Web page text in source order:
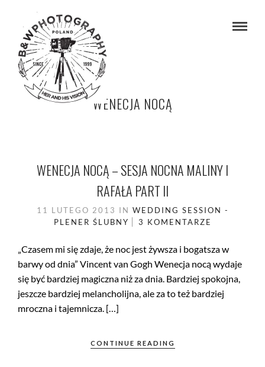
WENECJA NOCĄ
WENECJA NOCĄ – SESJA NOCNA MALINY I
RAFAŁA PART II
11 LUTEGO 2013 IN WEDDING SESSION -
PLENER ŚLUBNY
3 KOMENTARZE
„Czasem mi się zdaje, że noc jest żywsza i bogatsza w
barwy od dnia” Vincent van Gogh Wenecja nocą wydaje
się być bardziej magiczna niż za dnia. Bardziej spokojna,
jeszcze bardziej melancholijna, ale za to też bardziej
mroczna i tajemnicza. […]
CONTINUE READING